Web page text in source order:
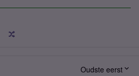
Oudste eerst